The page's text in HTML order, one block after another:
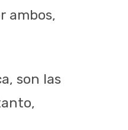
ambos,
son las